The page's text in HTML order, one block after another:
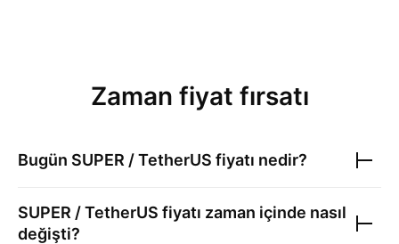
Zaman fiyat fırsatı
Bugün SUPER / TetherUS fiyatı nedir?
SUPER / TetherUS fiyatı zaman içinde nasıl
değişti?